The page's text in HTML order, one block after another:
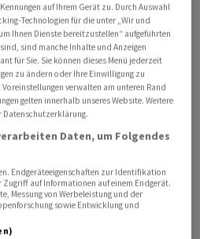
gegen Passwort-
des Sommers auch in
Nutzer, die ausserhalb eines
den Dienst zugreifen,
eigenes Abo abzuschliessen.
Zugänge für weitere
Angaben des Streaming-
trotz anfänglicher
Abonnentenzahlen und
dass zuvor rund 100
Dienst mit Passwörtern aus
auf Ihrem Gerät zu. Durch Auswahl
Technologien für die unter „Wir und
Ihnen Dienste bereitzustellen“ aufgeführten
sind manche Inhalte und Anzeigen
für Sie. Sie können dieses Menü jederzeit
zu ändern oder Ihre Einwilligung zu
verwalten am unteren Rand
gelten innerhalb unseres Website. Weitere
Datenschutzerklärung.
Daten, um Folgendes
Endgeräteeigenschaften zur Identifikation
auf Informationen auf einem Endgerät.
Messung von Werbeleistung und der
sowie Entwicklung und